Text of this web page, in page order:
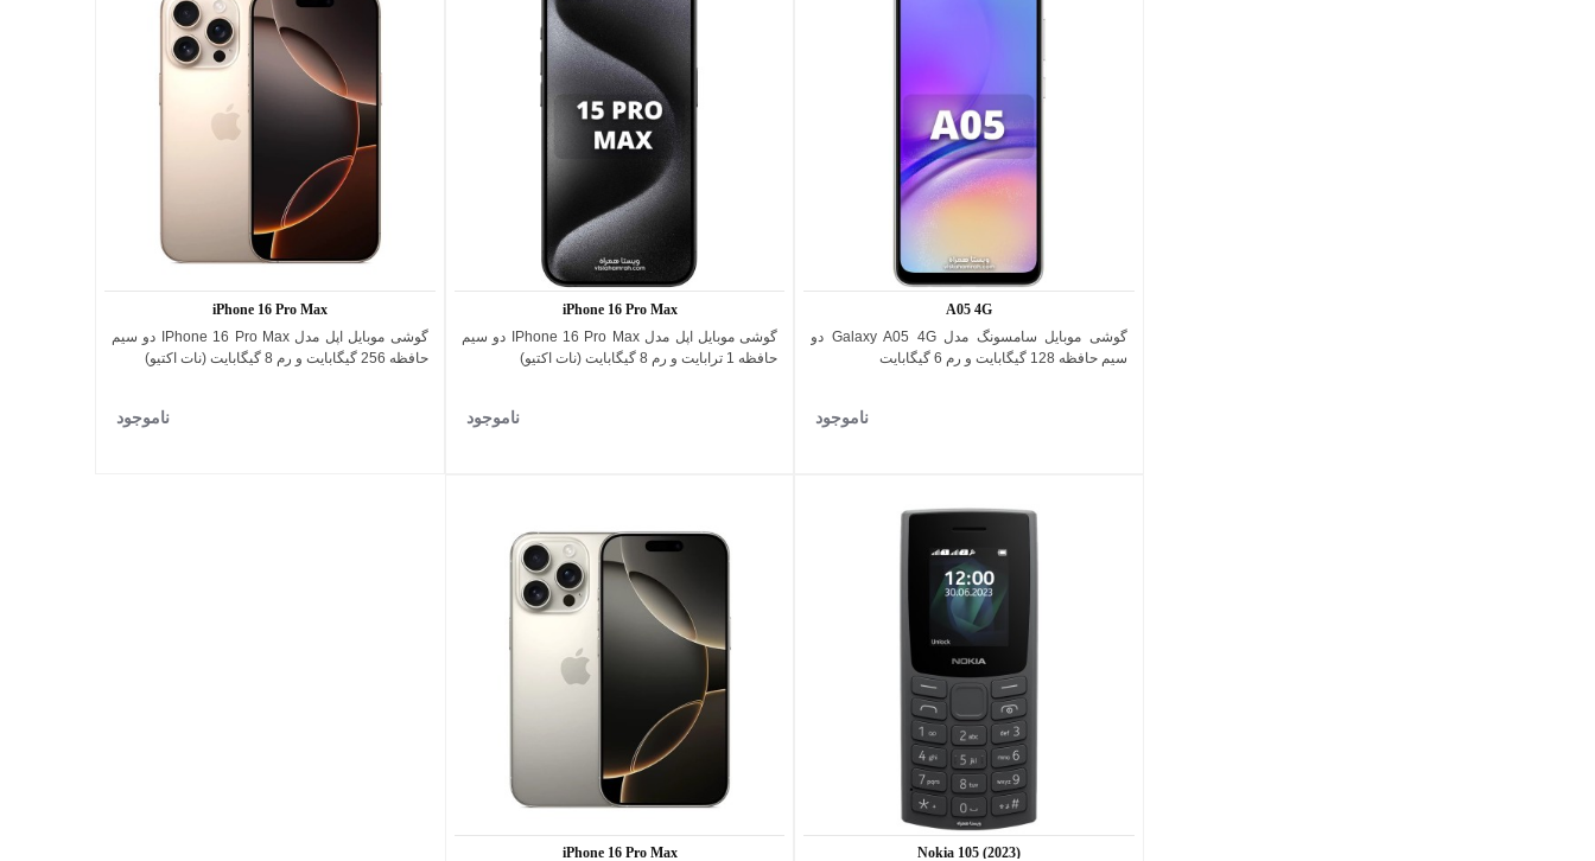
اضافه به مقایسه
A05 4G
گوشی موبایل سامسونگ مدل Galaxy A05 4G دو
سیم حافظه 128 گیگابایت و رم 6 گیگابایت
ناموجود
اضافه به مقایسه
iPhone 16 Pro Max
گوشی موبایل اپل مدل IPhone 16 Pro Max دو سیم
حافظه 1 ترابایت و رم 8 گیگابایت (نات اکتیو)
ناموجود
اضافه به مقایسه
iPhone 16 Pro Max
گوشی موبایل اپل مدل IPhone 16 Pro Max دو سیم
حافظه 256 گیگابایت و رم 8 گیگابایت (نات اکتیو)
ناموجود
Nokia 105 (2023)
iPhone 16 Pro Max